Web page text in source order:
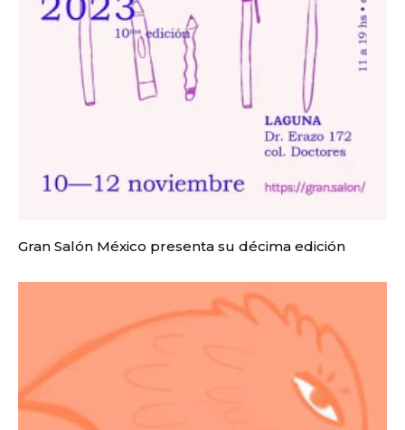
Gran Salón México presenta su décima edición